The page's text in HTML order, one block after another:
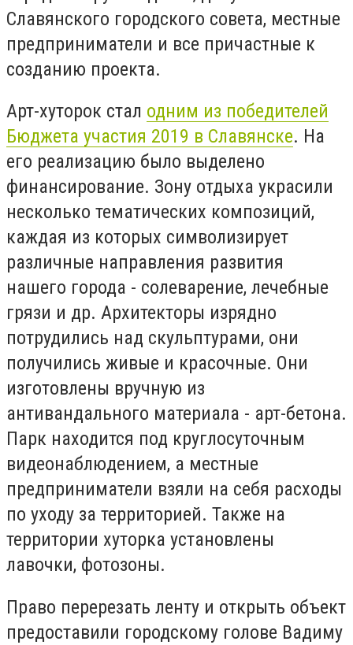
Славянского городского совета, местные
предприниматели и все причастные к
созданию проекта.
Арт-хуторок стал одним из победителей
Бюджета участия 2019 в Славянске. На
его реализацию было выделено
финансирование. Зону отдыха украсили
несколько тематических композиций,
каждая из которых символизирует
различные направления развития
нашего города - солеварение, лечебные
грязи и др. Архитекторы изрядно
потрудились над скульптурами, они
получились живые и красочные. Они
изготовлены вручную из
антивандального материала - арт-бетона.
Парк находится под круглосуточным
видеонаблюдением, а местные
предприниматели взяли на себя расходы
по уходу за территорией. Также на
территории хуторка установлены
лавочки, фотозоны.
Право перерезать ленту и открыть объект
предоставили городскому голове Вадиму